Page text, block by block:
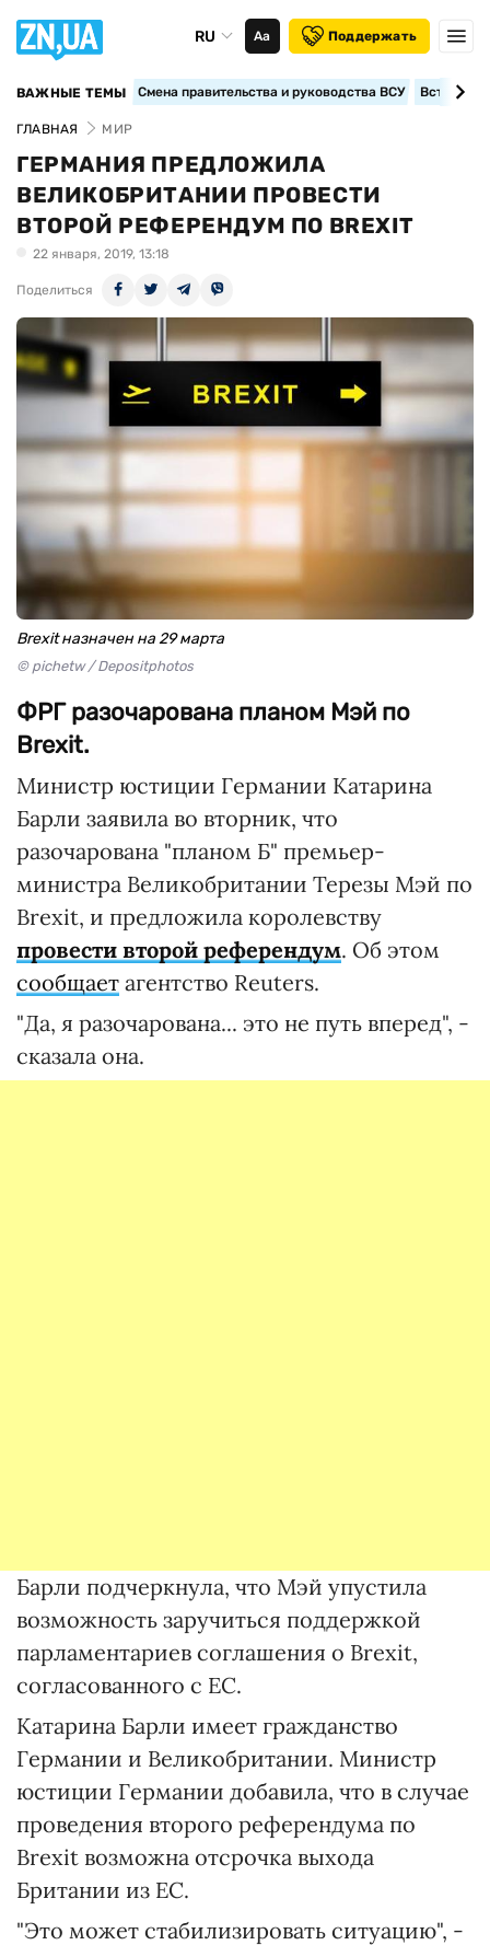
RU Аа Поддержать
ВАЖНЫЕ ТЕМЫ Смена правительства и руководства ВСУ
ГЛАВНАЯ МИР
ГЕРМАНИЯ ПРЕДЛОЖИЛА
ВЕЛИКОБРИТАНИИ ПРОВЕСТИ
ВТОРОЙ РЕФЕРЕНДУМ ПО BREXIT
22 января, 2019, 13:18
Поделиться
Brexit назначен на 29 марта
© pichetw / Depositphotos
ФРГ разочарована планом Мэй по
Brexit.
Министр юстиции Германии Катарина
Барли заявила во вторник, что
разочарована "планом Б" премьер-
министра Великобритании Терезы Мэй по
Brexit, и предложила королевству
провести второй референдум. Об этом
сообщает агентство Reuters.
"Да, я разочарована... это не путь вперед", -
сказала она.
Барли подчеркнула, что Мэй упустила
возможность заручиться поддержкой
парламентариев соглашения о Brexit,
согласованного с ЕС.
Катарина Барли имеет гражданство
Германии и Великобритании. Министр
юстиции Германии добавила, что в случае
проведения второго референдума по
Brexit возможна отсрочка выхода
Британии из ЕС.
"Это может стабилизировать ситуацию", -